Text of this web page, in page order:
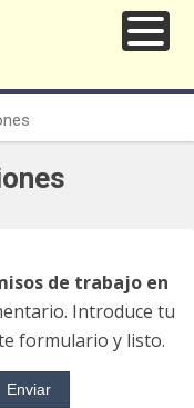
de trabajo en
Introduce tu
formulario y listo.